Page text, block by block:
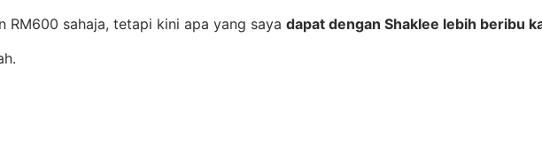
RM600 sahaja, tetapi kini apa yang saya dapat dengan Shaklee lebih beribu